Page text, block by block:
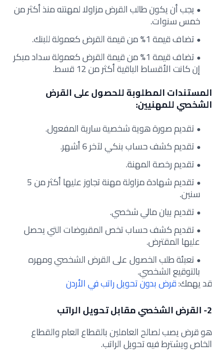
يجب أن يكون طالب القرض مزاولا لمهنته منذ أكثر من
خمس سنوات.
تضاف قيمة 1% من قيمة القرض كعمولة للبنك.
تضاف قيمة 1% من قيمة القرض كعمولة سداد مبكر
إن كانت الأقساط الباقية أكثر من 12 قسط.
المستندات المطلوبة للحصول على القرض
الشخصي للمهنيين:
تقديم صورة هوية شخصية سارية المفعول.
تقديم كشف حساب بنكي لآخر 6 أشهر.
تقديم رخصة المهنة.
تقديم شهادة مزاولة مهنة تجاوز عليها أكثر من 5
سنين.
تقديم بيان مالي شخصي.
تقديم كشف حساب تخص المقبوضات التي يحصل
عليها المقترض.
تعبئة طلب الخصول على القرض الشخصي ومهره
بالتوقيع الشخصي.
قد يهمك:قرض بدون تحويل راتب في الأردن
2- القرض الشخصي مقابل تحويل الراتب
هو قرض يصب لصالح العاملين بالقطاع العام والقطاع
الخاص ويشترط فيه تحويل الراتب.